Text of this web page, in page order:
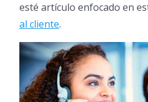
esté artículo enfocado en
al cliente.